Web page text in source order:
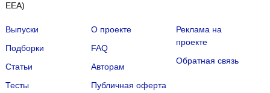
EEA)
Выпуски
Подборки
Статьи
Тесты
О проекте
FAQ
Авторам
Публичная оферта
Реклама на
проекте
Обратная связь